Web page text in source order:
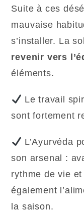
Suite à ces
mauvaise
s’installer. La
revenir vers
éléments.
Le travail
sont fortement
L’Ayurvéda
son arsenal :
rythme de vie
également
la saison.